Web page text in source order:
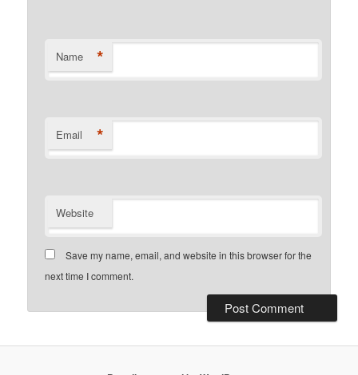
Name *
Email *
Website
Save my name, email, and website in this browser for the
next time I comment.